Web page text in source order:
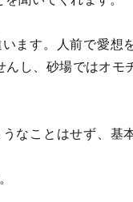
ます。人前で愛想
んし、砂場ではオモ
なことはせず、基